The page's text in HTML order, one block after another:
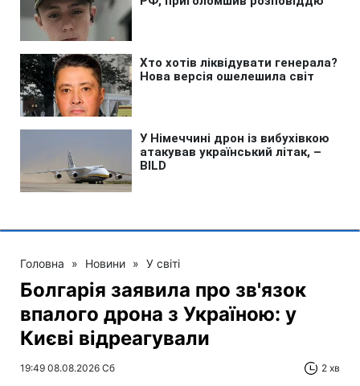
Головна » Новини » У світі
Болгарія заявила про зв'язок
впалого дрона з Україною: у
Києві відреагували
19:49 08.08.2026 Сб 2 хв